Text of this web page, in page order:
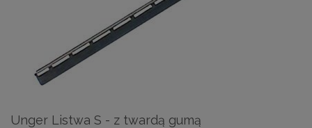
Unger Listwa S - z twardą gumą